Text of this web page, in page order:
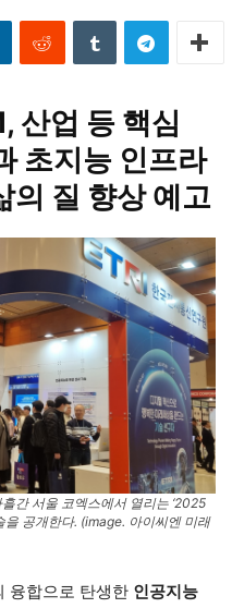
산업 등 핵심
초지능 인프라
의 질 향상 예고
간 서울 코엑스에서 열리는 ‘2025
을 공개한다. (image. 아이씨엔 미래
융합으로 탄생한 인공지능